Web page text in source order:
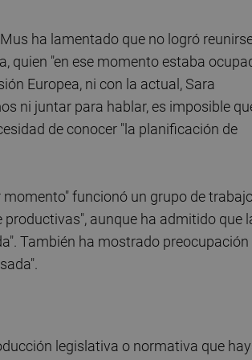
ha lamentado que no logró
quien "en ese momento estaba
Europea, ni con la actual, Sara
ni juntar para hablar, es imposible
de conocer "la planificación de
momento" funcionó un grupo de
aunque ha admitido que
También ha mostrado preocupación
legislativa o normativa que